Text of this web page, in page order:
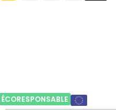
ÉCORESPONSABLE